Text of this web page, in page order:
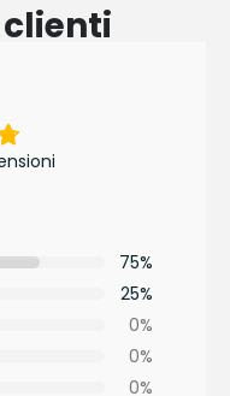
clienti
75%
25%
0%
0%
0%